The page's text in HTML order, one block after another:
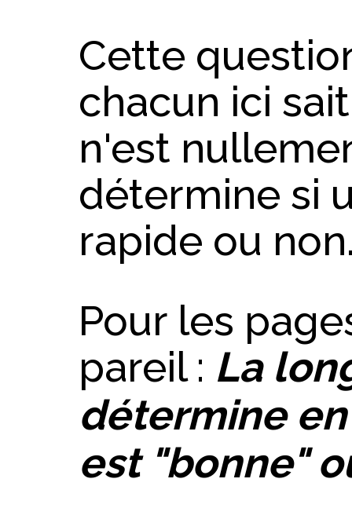
Cette
chacun ici
n'est
détermine si
rapide ou
Pour les
pareil : La
détermine
est "bonne"